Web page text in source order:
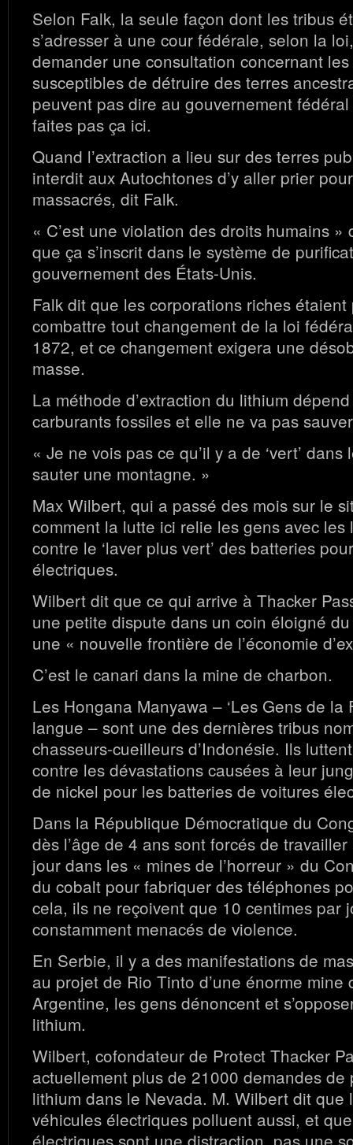
Selon Falk, la seule façon dont les tribus
s’adresser à une cour fédérale, selon la
demander une consultation concernant
susceptibles de détruire des terres
peuvent pas dire au gouvernement
faites pas ça ici.
Quand l’extraction a lieu sur des terres
interdit aux Autochtones d’y aller prier
massacrés, dit Falk.
« C’est une violation des droits humains
que ça s’inscrit dans le système de
gouvernement des États-Unis.
Falk dit que les corporations riches étaient
combattre tout changement de la loi
1872, et ce changement exigera une
masse.
La méthode d’extraction du lithium
carburants fossiles et elle ne va pas
« Je ne vois pas ce qu’il y a de ‘vert’
sauter une montagne. »
Max Wilbert, qui a passé des mois sur le
comment la lutte ici relie les gens avec les
contre le ‘laver plus vert’ des batteries
électriques.
Wilbert dit que ce qui arrive à Thacker
une petite dispute dans un coin éloigné du
une « nouvelle frontière de l’économie
C’est le canari dans la mine de charbon.
Les Hongana Manyawa – ‘Les Gens de la
langue – sont une des dernières tribus
chasseurs-cueilleurs d’Indonésie. Ils
contre les dévastations causées à leur
de nickel pour les batteries de voitures
Dans la République Démocratique du
dès l’âge de 4 ans sont forcés de
jour dans les « mines de l’horreur » du
du cobalt pour fabriquer des téléphones
cela, ils ne reçoivent que 10 centimes par
constamment menacés de violence.
En Serbie, il y a des manifestations de
au projet de Rio Tinto d’une énorme mine
Argentine, les gens dénoncent et
lithium.
Wilbert, cofondateur de Protect Thacker
actuellement plus de 21000 demandes de
lithium dans le Nevada. M. Wilbert dit que
véhicules électriques polluent aussi, et